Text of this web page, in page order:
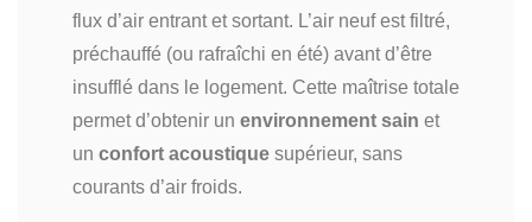
flux d’air entrant et sortant. L’air neuf est filtré,
préchauffé (ou rafraîchi en été) avant d’être
insufflé dans le logement. Cette maîtrise totale
permet d’obtenir un environnement sain et
un confort acoustique supérieur, sans
courants d’air froids.